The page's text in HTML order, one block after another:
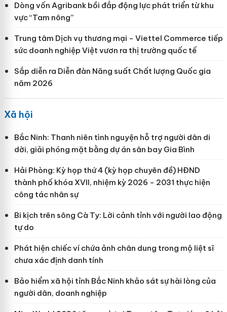
Dòng vốn Agribank bồi đắp động lực phát triển từ khu
vực “Tam nông”
Trung tâm Dịch vụ thương mại - Viettel Commerce tiếp
sức doanh nghiệp Việt vươn ra thị trường quốc tế
Sắp diễn ra Diễn đàn Năng suất Chất lượng Quốc gia
năm 2026
Xã hội
Bắc Ninh: Thanh niên tình nguyện hỗ trợ người dân di
dời, giải phóng mặt bằng dự án sân bay Gia Bình
Hải Phòng: Kỳ họp thứ 4 (kỳ họp chuyên đề) HĐND
thành phố khóa XVII, nhiệm kỳ 2026 - 2031 thực hiện
công tác nhân sự
Bi kịch trên sông Cà Ty: Lời cảnh tỉnh với người lao động
tự do
Phát hiện chiếc ví chứa ảnh chân dung trong mộ liệt sĩ
chưa xác định danh tính
Bảo hiểm xã hội tỉnh Bắc Ninh khảo sát sự hài lòng của
người dân, doanh nghiệp